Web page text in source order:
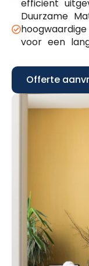
efficiënt
Duurzame
voor een
Offerte